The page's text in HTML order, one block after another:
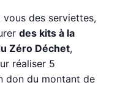
des serviettes,
des kits à la
Zéro Déchet,
réaliser 5
don du montant de